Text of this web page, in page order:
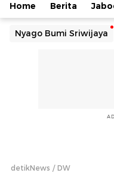
Home Berita
Nyago Bumi Sriwijaya
detikNews DW